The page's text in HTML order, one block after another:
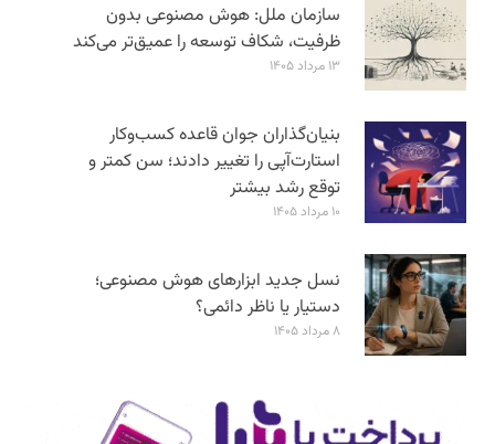
سازمان ملل: هوش مصنوعی بدون
ظرفیت، شکاف توسعه را عمیق‌تر می‌کند
۱۳ مرداد ۱۴۰۵
بنیان‌گذاران جوان قاعده کسب‌وکار
استارت‌آپی را تغییر دادند؛ سن‌ کمتر و
توقع رشد بیشتر
۱۰ مرداد ۱۴۰۵
نسل جدید ابزارهای هوش مصنوعی؛
دستیار یا ناظر دائمی؟
۸ مرداد ۱۴۰۵